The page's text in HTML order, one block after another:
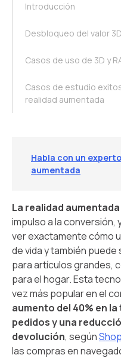
Introducción
Desbloqueo del valor
Casos de uso de 3D y
Casos de estudio
realidad aumentada
Habla con un
aumentada
La realidad aumentada
impulso a la conversión,
ver exactamente cómo
de vida y también
para artículos grandes,
para el hogar. Esta
vez más popular en el
aumento del 40% en
pedidos y una
devolución, según
las compras en